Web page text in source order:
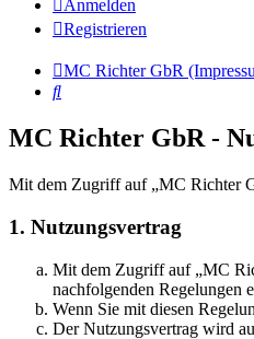
Anmelden
Registrieren
MC Richter GbR
Suche
MC Richter GbR -
Mit dem Zugriff auf „MC Richter
1. Nutzungsvertrag
Mit dem Zugriff auf „MC
nachfolgenden Regelungen
Wenn Sie mit diesen
Der Nutzungsvertrag wird